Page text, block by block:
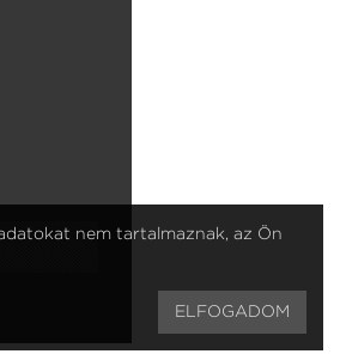
nem tartalmaznak, az Ön
ELFOGADOM